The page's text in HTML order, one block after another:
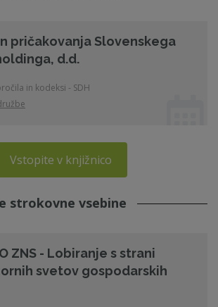
pričakovanja Slovenskega
d.d.
in kodeksi - SDH
Vstopite v knjižnico
strokovne vsebine
ZNS - Lobiranje s strani
svetov gospodarskih